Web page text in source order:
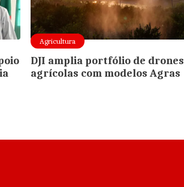
Agricultura
DJI amplia portfólio de drones
agrícolas com modelos Agras